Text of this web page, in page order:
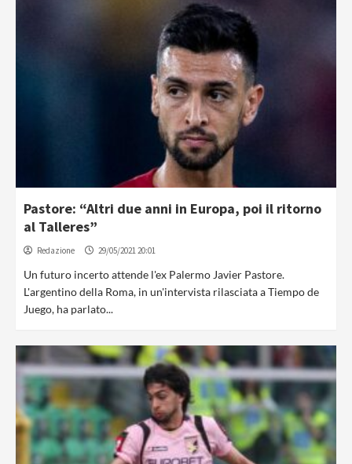
Pastore: “Altri due anni in Europa, poi il ritorno
al Talleres”
Redazione 29/05/2021 20:01
Un futuro incerto attende l'ex Palermo Javier Pastore.
L'argentino della Roma, in un'intervista rilasciata a Tiempo de
Juego, ha parlato...